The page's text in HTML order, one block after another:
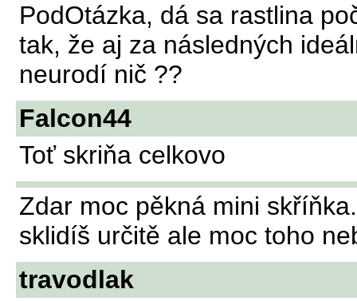
PodOtázka, dá sa rastlina
tak, že aj za následných
neurodí nič ??
Falcon44
Toť skriňa celkovo
Zdar moc pěkná mini
sklidíš určitě ale moc toho
travodlak